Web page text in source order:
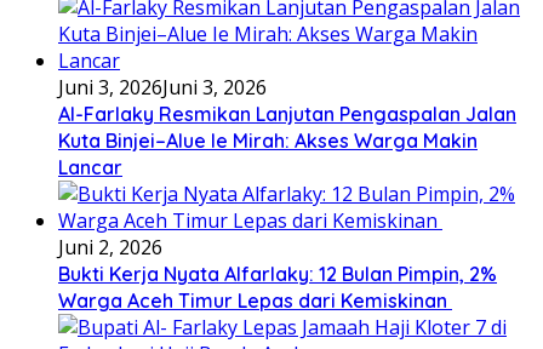
Juni 3, 2026Juni 3, 2026
Al-Farlaky Resmikan Lanjutan Pengaspalan Jalan
Kuta Binjei–Alue Ie Mirah: Akses Warga Makin
Lancar
Juni 2, 2026
Bukti Kerja Nyata Alfarlaky: 12 Bulan Pimpin, 2%
Warga Aceh Timur Lepas dari Kemiskinan ‎